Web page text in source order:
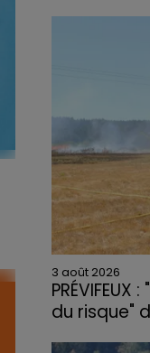
3 août 2026
du risque"